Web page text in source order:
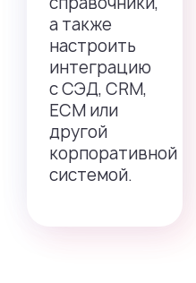
а также
настроить
интеграцию
с СЭД, CRM,
ECM или
другой
корпоративной
системой.